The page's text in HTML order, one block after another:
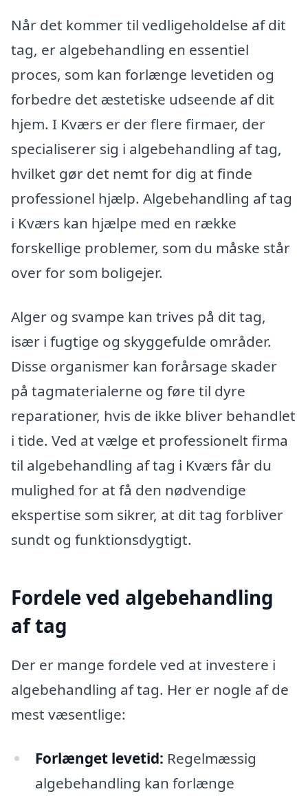
Når det kommer til vedligeholdelse af dit
tag, er algebehandling en essentiel
proces, som kan forlænge levetiden og
forbedre det æstetiske udseende af dit
hjem. I Kværs er der flere firmaer, der
specialiserer sig i algebehandling af tag,
hvilket gør det nemt for dig at finde
professionel hjælp. Algebehandling af tag
i Kværs kan hjælpe med en række
forskellige problemer, som du måske står
over for som boligejer.
Alger og svampe kan trives på dit tag,
især i fugtige og skyggefulde områder.
Disse organismer kan forårsage skader
på tagmaterialerne og føre til dyre
reparationer, hvis de ikke bliver behandlet
i tide. Ved at vælge et professionelt firma
til algebehandling af tag i Kværs får du
mulighed for at få den nødvendige
ekspertise som sikrer, at dit tag forbliver
sundt og funktionsdygtigt.
Fordele ved algebehandling
af tag
Der er mange fordele ved at investere i
algebehandling af tag. Her er nogle af de
mest væsentlige:
Forlænget levetid: Regelmæssig
algebehandling kan forlænge